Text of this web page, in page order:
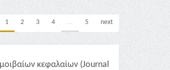
1 2 3 4 ... 5 next
κεφαλαίων (Journal